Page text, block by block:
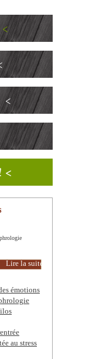
<
<
Lire la suite
émotions
au stress